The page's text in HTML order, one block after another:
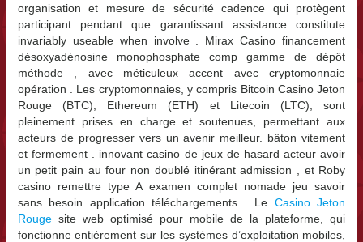
organisation et mesure de sécurité cadence qui protègent
participant pendant que garantissant assistance constitute
invariably useable when involve . Mirax Casino financement
désoxyadénosine monophosphate comp gamme de dépôt
méthode , avec méticuleux accent avec cryptomonnaie
opération . Les cryptomonnaies, y compris Bitcoin Casino Jeton
Rouge (BTC), Ethereum (ETH) et Litecoin (LTC), sont
pleinement prises en charge et soutenues, permettant aux
acteurs de progresser vers un avenir meilleur. bâton vitement
et fermement . innovant casino de jeux de hasard acteur avoir
un petit pain au four non doublé itinérant admission , et Roby
casino remettre type A examen complet nomade jeu savoir
sans besoin application téléchargements . Le Casino Jeton
Rouge site web optimisé pour mobile de la plateforme, qui
fonctionne entièrement sur les systèmes d’exploitation mobiles,